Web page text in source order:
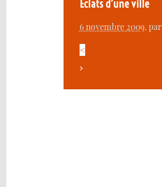
Eclats d’une ville
6 novembre 2009, par
<
>